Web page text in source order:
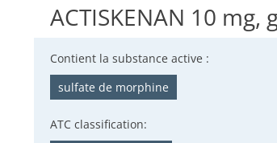
ACTISKENAN 10
Contient la substance active :
sulfate de morphine
ATC classification: